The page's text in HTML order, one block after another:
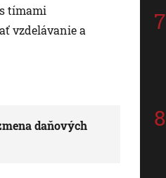
tímami
vzdelávanie a
daňových